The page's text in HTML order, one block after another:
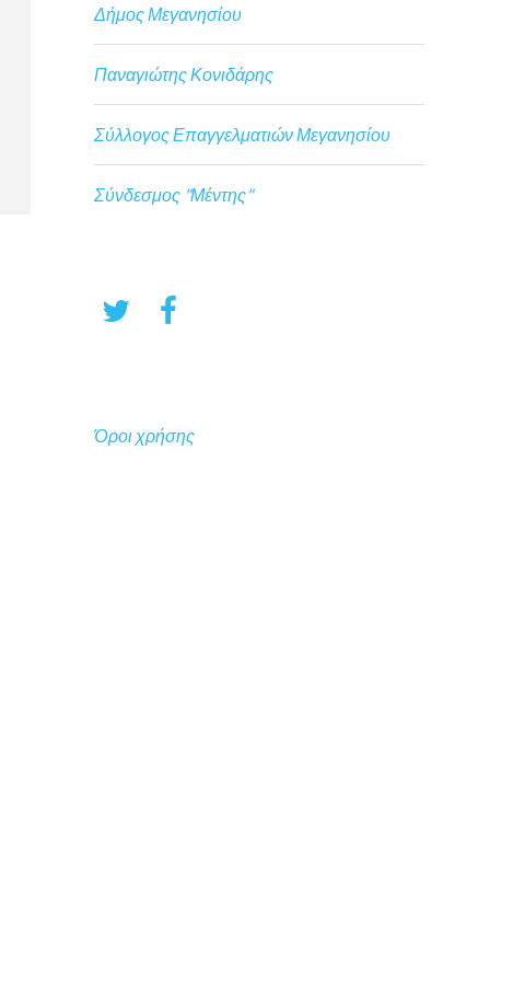
Δήμος Μεγανησίου
Παναγιώτης Κονιδάρης
Σύλλογος Επαγγελματιών Μεγανησίου
Σύνδεσμος "Μέντης"
Όροι χρήσης